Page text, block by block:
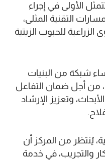
الأولى في إجراء
التقنية المثلى،
الزراعية للحبوب الزيتية
شبكة من البنيات
من أجل ضمان التفاعل
وتعزيز الإرشاد
يُنتظر من المركز أن
والتجريب، في خدمة